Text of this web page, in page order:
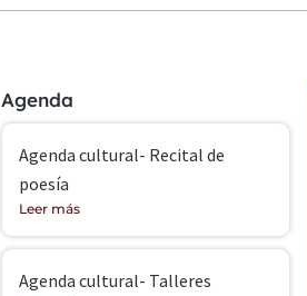
Agenda
Agenda cultural- Recital de
poesía
Leer más
Agenda cultural- Talleres